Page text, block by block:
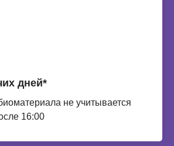
дней*
не учитывается
16:00